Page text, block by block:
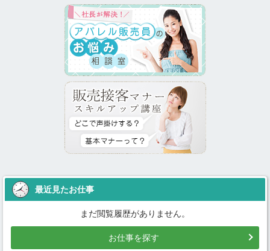
最近見たお仕事
まだ閲覧履歴がありません。
お仕事を探す